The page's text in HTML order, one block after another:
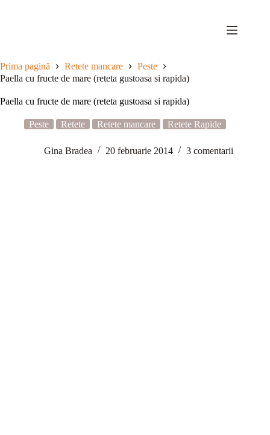
Prima pagină Retete mancare
Peste
Paella cu fructe de mare (reteta gustoasa si rapida)
Paella cu fructe de mare (reteta gustoasa si rapida)
Peste Retete Retete mancare Retete Rapide
Gina Bradea 20 februarie 2014 3 comentarii